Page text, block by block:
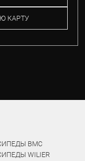
КАРТУ
BMC
WILIER